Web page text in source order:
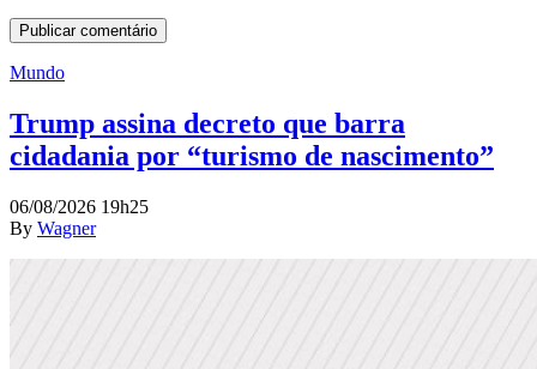
Mundo
Trump assina decreto que barra
cidadania por “turismo de nascimento”
06/08/2026 19h25
By Wagner